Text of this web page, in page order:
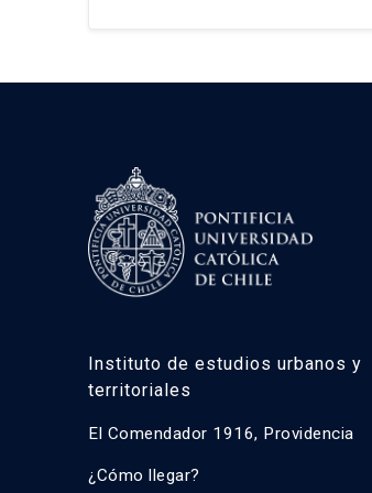
Instituto de estudios urbanos y
territoriales
El Comendador 1916, Providencia
¿Cómo llegar?